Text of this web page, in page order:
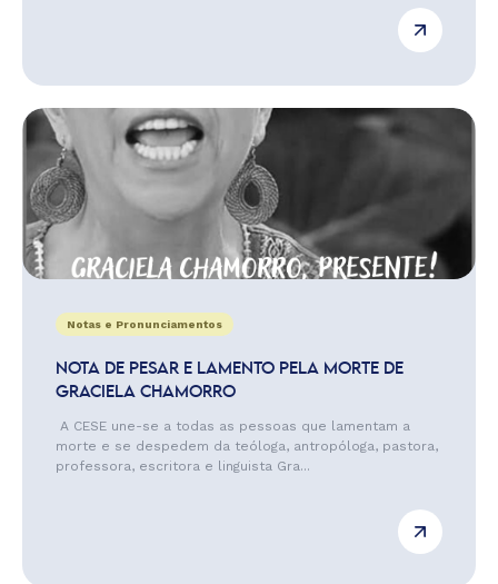
Notas e Pronunciamentos
NOTA DE PESAR E LAMENTO PELA MORTE DE
GRACIELA CHAMORRO
A CESE une-se a todas as pessoas que lamentam a
morte e se despedem da teóloga, antropóloga, pastora,
professora, escritora e linguista Gra...